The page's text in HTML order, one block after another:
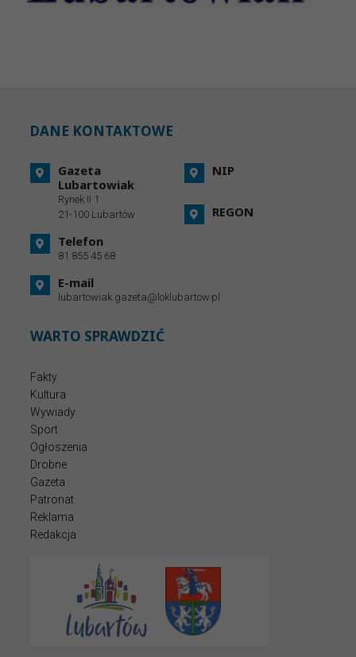
DANE KONTAKTOWE
Gazeta
Lubartowiak
Rynek II 1
21-100 Lubartów
Telefon
81 855 45 68
E-mail
lubartowiak.gazeta@loklubartow.pl
NIP
REGON
WARTO SPRAWDZIĆ
Fakty
Kultura
Wywiady
Sport
Ogłoszenia
Drobne
Gazeta
Patronat
Reklama
Redakcja